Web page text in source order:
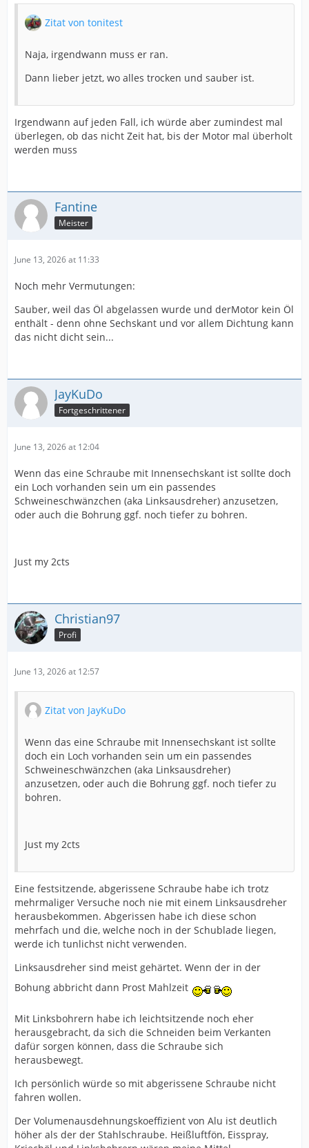
Zitat von tonitest
Naja, irgendwann muss er ran.
Dann lieber jetzt, wo alles trocken und sauber ist.
Irgendwann auf jeden Fall, ich würde aber zumindest mal
überlegen, ob das nicht Zeit hat, bis der Motor mal überholt
werden muss
Fantine
Meister
June 13, 2026 at 11:33
Noch mehr Vermutungen:
Sauber, weil das Öl abgelassen wurde und derMotor kein Öl
enthält - denn ohne Sechskant und vor allem Dichtung kann
das nicht dicht sein...
JayKuDo
Fortgeschrittener
June 13, 2026 at 12:04
Wenn das eine Schraube mit Innensechskant ist sollte doch
ein Loch vorhanden sein um ein passendes
Schweineschwänzchen (aka Linksausdreher) anzusetzen,
oder auch die Bohrung ggf. noch tiefer zu bohren.
Just my 2cts
Christian97
Profi
June 13, 2026 at 12:57
Zitat von JayKuDo
Wenn das eine Schraube mit Innensechskant ist sollte
doch ein Loch vorhanden sein um ein passendes
Schweineschwänzchen (aka Linksausdreher)
anzusetzen, oder auch die Bohrung ggf. noch tiefer zu
bohren.
Just my 2cts
Eine festsitzende, abgerissene Schraube habe ich trotz
mehrmaliger Versuche noch nie mit einem Linksausdreher
herausbekommen. Abgerissen habe ich diese schon
mehrfach und die, welche noch in der Schublade liegen,
werde ich tunlichst nicht verwenden.
Linksausdreher sind meist gehärtet. Wenn der in der
Bohung abbricht dann Prost Mahlzeit
Mit Linksbohrern habe ich leichtsitzende noch eher
herausgebracht, da sich die Schneiden beim Verkanten
dafür sorgen können, dass die Schraube sich
herausbewegt.
Ich persönlich würde so mit abgerissene Schraube nicht
fahren wollen.
Der Volumenausdehnungskoeffizient von Alu ist deutlich
höher als der der Stahlschraube. Heißluftfön, Eisspray,